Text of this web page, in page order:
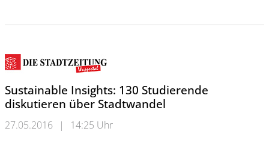
Sustainable Insights: 130 Studierende
diskutieren über Stadtwandel
27.05.2016 | 14:25 Uhr